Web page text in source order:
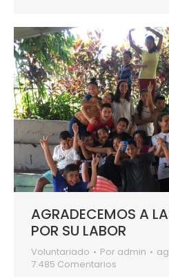
AGRADECEMOS A
POR SU LABOR
Voluntariado Por admin
7.485 Comentarios